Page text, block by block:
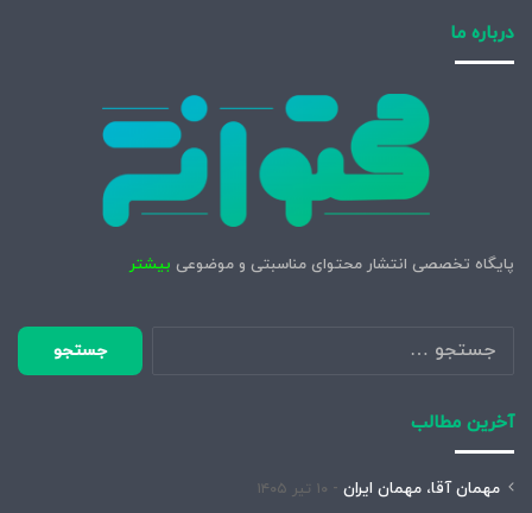
درباره ما
پایگاه تخصصی انتشار محتوای مناسبتی و موضوعی بیشتر
جستجو
برای:
آخرین مطالب
مهمان آقا، مهمان ایران ۱۰ تیر ۱۴۰۵